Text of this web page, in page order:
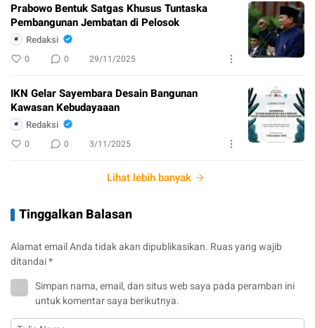
Prabowo Bentuk Satgas Khusus Tuntaska
Pembangunan Jembatan di Pelosok
Redaksi
0 0 29/11/2025
IKN Gelar Sayembara Desain Bangunan
Kawasan Kebudayaaan
Redaksi
0 0 3/11/2025
Lihat lebih banyak
Tinggalkan Balasan
Alamat email Anda tidak akan dipublikasikan. Ruas yang wajib
ditandai*
Simpan nama, email, dan situs web saya pada peramban ini
untuk komentar saya berikutnya.